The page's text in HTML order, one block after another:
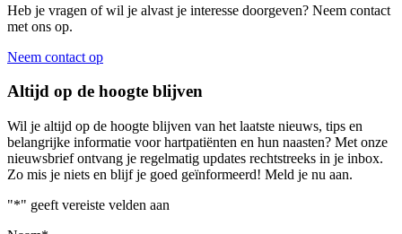
Heb je vragen of wil je alvast je interesse doorgeven? Neem contact
met ons op.
Neem contact op
Altijd op de hoogte blijven
Wil je altijd op de hoogte blijven van het laatste nieuws, tips en
belangrijke informatie voor hartpatiënten en hun naasten? Met onze
nieuwsbrief ontvang je regelmatig updates rechtstreeks in je inbox.
Zo mis je niets en blijf je goed geïnformeerd! Meld je nu aan.
"*" geeft vereiste velden aan